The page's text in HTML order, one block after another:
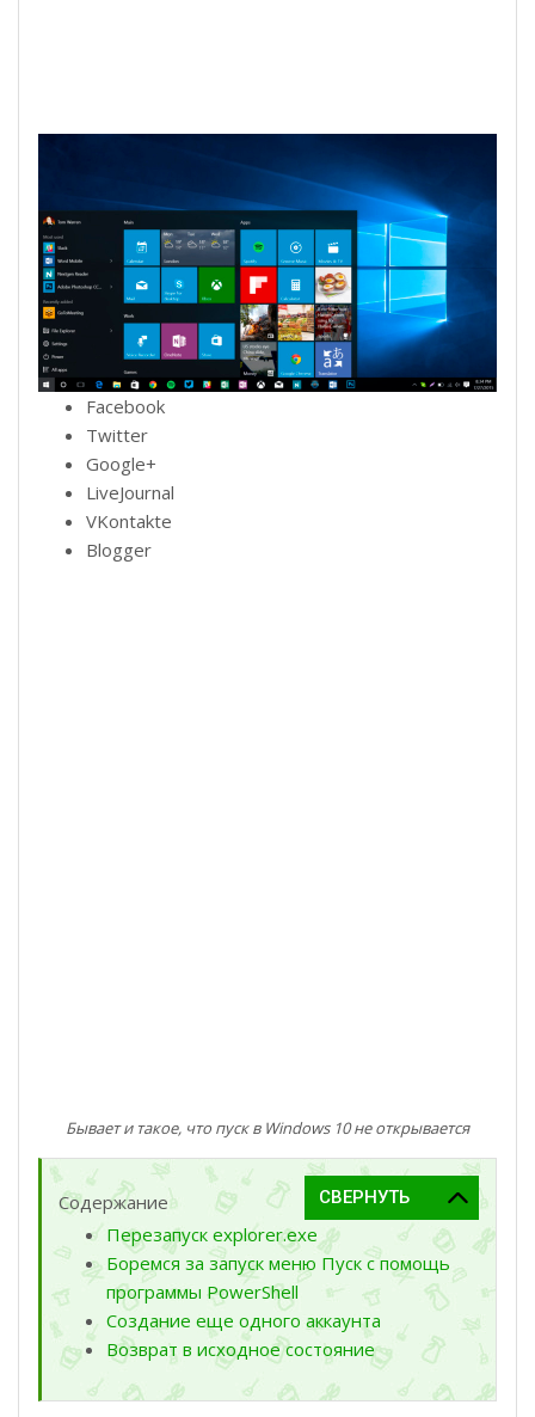
Facebook
Twitter
Google+
LiveJournal
VKontakte
Blogger
Бывает и такое, что пуск в Windows 10 не открывается
Содержание
Перезапуск explorer.exe
Боремся за запуск меню Пуск с помощь
программы PowerShell
Создание еще одного аккаунта
Возврат в исходное состояние